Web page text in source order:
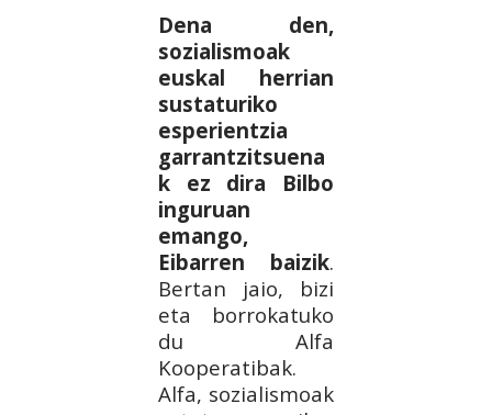
Dena den,
sozialismoak
euskal herrian
sustaturiko
esperientzia
garrantzitsuena
k ez dira Bilbo
inguruan
emango,
Eibarren baizik.
Bertan jaio, bizi
eta borrokatuko
du Alfa
Kooperatibak.
Alfa, sozialismoak